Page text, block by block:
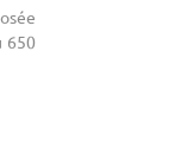
650